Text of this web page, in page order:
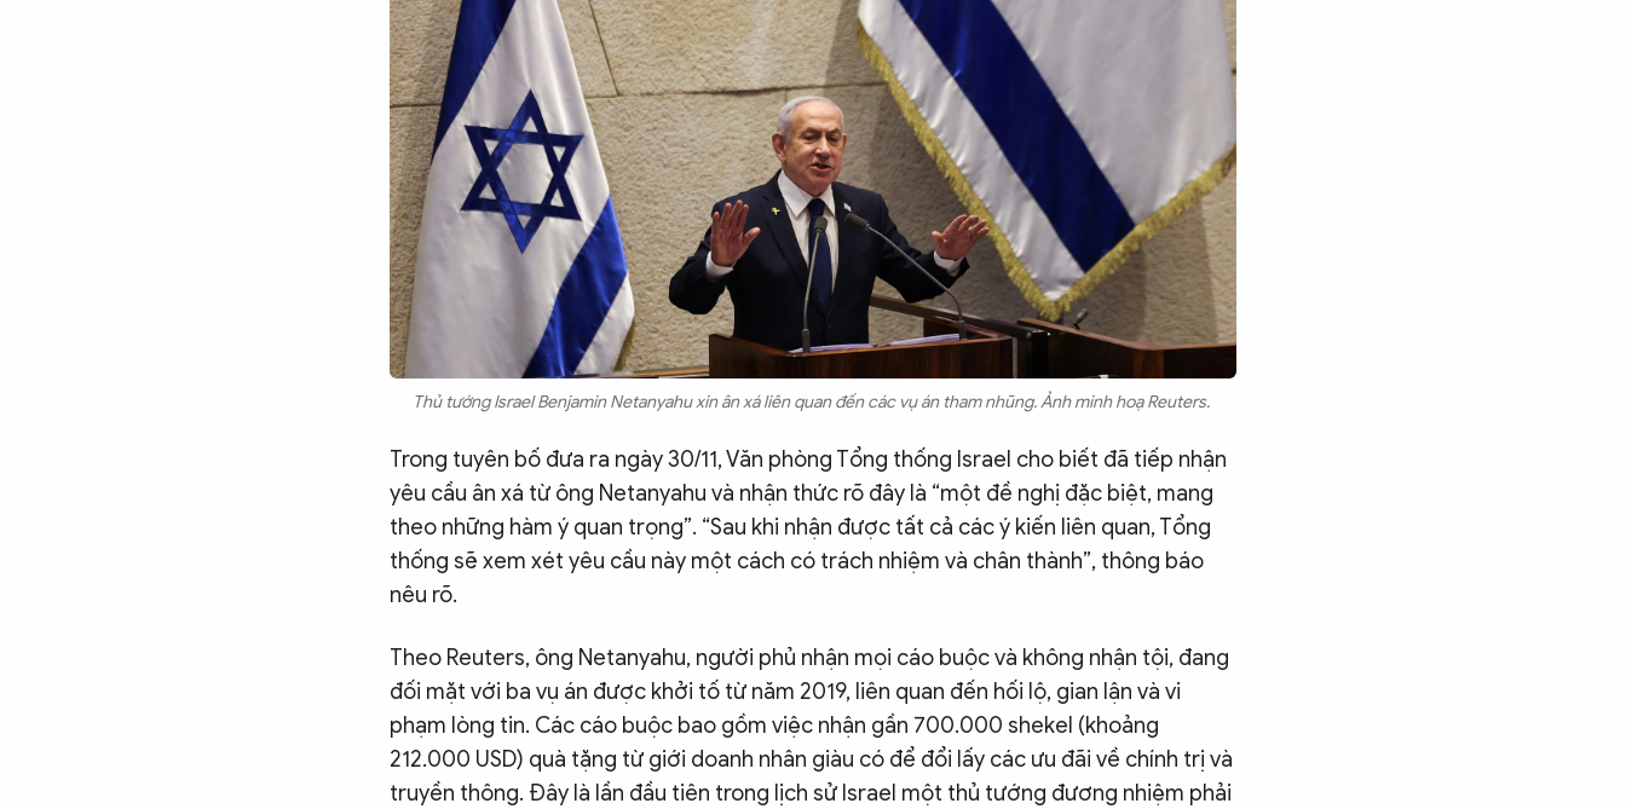
Thủ tướng Israel Benjamin Netanyahu xin ân xá liên quan đến các vụ án tham nhũng. Ảnh minh hoạ Reuters.
Trong tuyên bố đưa ra ngày 30/11, Văn phòng Tổng thống Israel cho biết đã tiếp nhận
yêu cầu ân xá từ ông Netanyahu và nhận thức rõ đây là “một đề nghị đặc biệt, mang
theo những hàm ý quan trọng”. “Sau khi nhận được tất cả các ý kiến liên quan, Tổng
thống sẽ xem xét yêu cầu này một cách có trách nhiệm và chân thành”, thông báo
nêu rõ.
Theo Reuters, ông Netanyahu, người phủ nhận mọi cáo buộc và không nhận tội, đang
đối mặt với ba vụ án được khởi tố từ năm 2019, liên quan đến hối lộ, gian lận và vi
phạm lòng tin. Các cáo buộc bao gồm việc nhận gần 700.000 shekel (khoảng
212.000 USD) quà tặng từ giới doanh nhân giàu có để đổi lấy các ưu đãi về chính trị và
truyền thông. Đây là lần đầu tiên trong lịch sử Israel một thủ tướng đương nhiệm phải